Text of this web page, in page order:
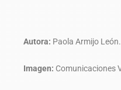
Autora: Paola Armijo León.
Imagen: Comunicaciones